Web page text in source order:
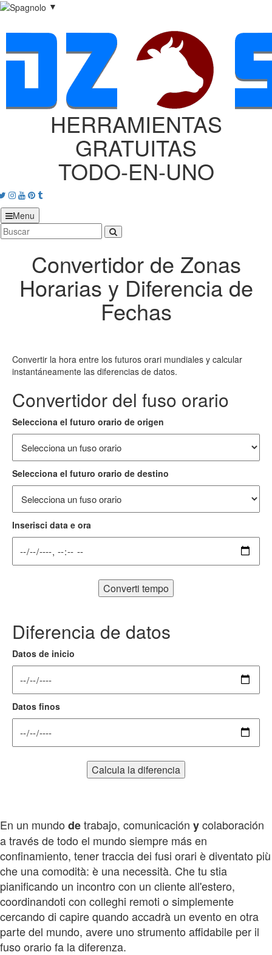
▼
HERRAMIENTAS
GRATUITAS
TODO‑EN‑UNO
Twitter
Instagram
Youtube
Pinterest
tumblr
Menu
Convertidor de Zonas
Horarias y Diferencia de
Fechas
Convertir la hora entre los futuros orari mundiales y calcular
instantáneamente las diferencias de datos.
Convertidor del fuso orario
Selecciona el futuro orario de origen
Selecciona el futuro orario de destino
Inserisci data e ora
Converti tempo
Diferencia de datos
Datos de inicio
Datos finos
Calcula la diferencia
En un mundo detrabajo, comunicación ycolaboración
a través de todo el mundo siempre más en
confinamiento, tener traccia dei fusi orari è diventato più
che una comodità: è una necessità. Che tu stia
pianificando un incontro con un cliente all'estero,
coordinandoti con colleghi remoti o simplemente
cercando di capire quando accadrà un evento en otra
parte del mundo, avere uno strumento affidabile per il
fuso orario fa la diferenza.